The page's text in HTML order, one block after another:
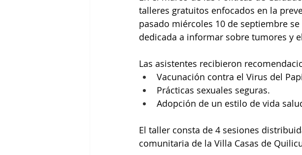
talleres gratuitos enfocados en la
pasado miércoles 10 de septiembre
dedicada a informar sobre tumores y
Las asistentes recibieron
Vacunación contra el Virus del
Prácticas sexuales seguras.
Adopción de un estilo de vida
El taller consta de 4 sesiones
comunitaria de la Villa Casas de